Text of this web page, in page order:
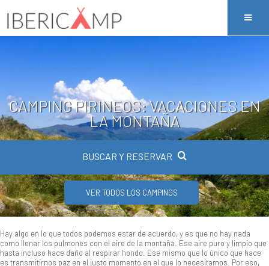
CAMPING PIRINEOS: VACACIONES EN
LA MONTAÑA
BUSCAR Y RESERVAR
VER TODOS LOS CAMPINGS
Hay algo en lo que todos podemos estar de acuerdo, y es que no hay nada
como llenar los pulmones con el aire de la montaña. Ese aire puro y limpio que
hasta incluso hace daño al respirar hondo. Ese mismo que lo único que hace
es transmitirnos paz en el justo momento en el que lo necesitamos. Por eso,